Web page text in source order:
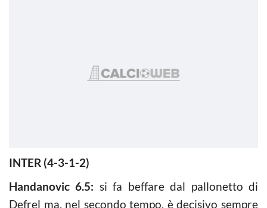
INTER (4-3-1-2)
Handanovic 6.5: si fa beffare dal pallonetto di
Defrel ma, nel secondo tempo, è decisivo sempre